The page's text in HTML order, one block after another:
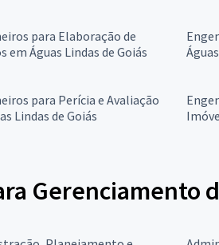
para Elaboração de
em Águas Lindas de Goiás
para Perícia e Avaliação
Lindas de Goiás
Gerenciamento